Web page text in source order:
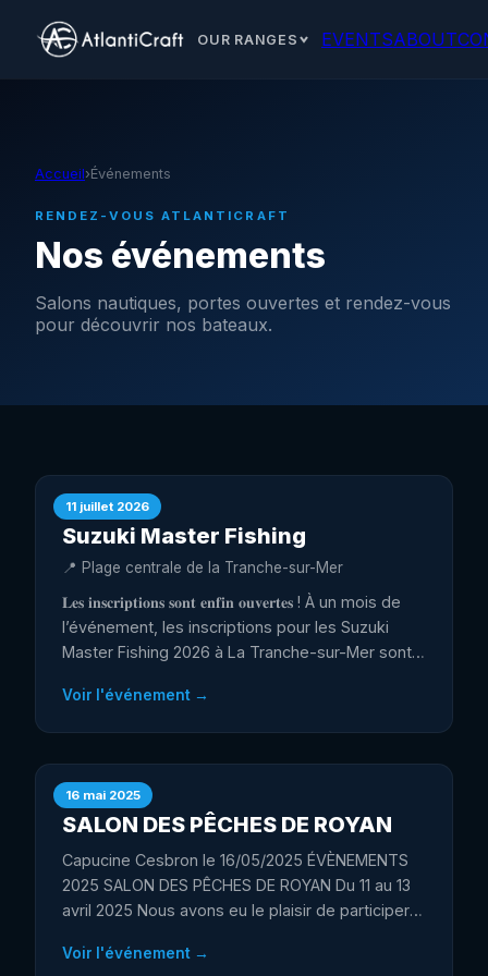
OUR RANGES EVENTSABOUT
Accueil›Événements
RENDEZ-VOUS ATLANTICRAFT
Nos événements
Salons nautiques, portes ouvertes et rendez-vous
pour découvrir nos bateaux.
11 juillet 2026
ÉVÉNEMENT
Suzuki Master Fishing
📍 Plage centrale de la Tranche-sur-Mer
𝐋𝐞𝐬 𝐢𝐧𝐬𝐜𝐫𝐢𝐩𝐭𝐢𝐨𝐧𝐬 𝐬𝐨𝐧𝐭 𝐞𝐧𝐟𝐢𝐧 𝐨𝐮𝐯𝐞𝐫𝐭𝐞𝐬 ! À un mois de
l’événement, les inscriptions pour les Suzuki
Master Fishing 2026 à La Tranche-sur-Mer sont
complétées sont à envoyer par mail à l’adresse
demandées est correctement renseigné et que
le dossier est complet (réception de la fiche
d'inscription + droit à l'image + carte de
navigation). Nous invitons également chaque
participant à lire attentivement le règlement de
inscription. Nous avons hâte de vous retrouver
Voir l'événement →
16 mai 2025
ÉVÉNEMENT
SALON DES PÊCHES DE ROYAN
Capucine Cesbron le 16/05/2025 ÉVÈNEMENTS
2025 SALON DES PÊCHES DE ROYAN Du 11 au 13
avril 2025 Nous avons eu le plaisir de participer
11 au 13 avril 2025 sur l’Esplanade de Kerimel de
Voir l'événement →